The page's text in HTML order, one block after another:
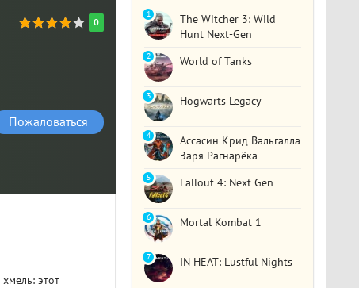
0
Пожаловаться
этот
The Witcher 3: Wild
Hunt Next-Gen
1
World of Tanks
2
Hogwarts Legacy
3
Ассасин Крид Вальгалла
Заря Рагнарёка
4
Fallout 4: Next Gen
5
Mortal Kombat 1
6
IN HEAT: Lustful Nights
7